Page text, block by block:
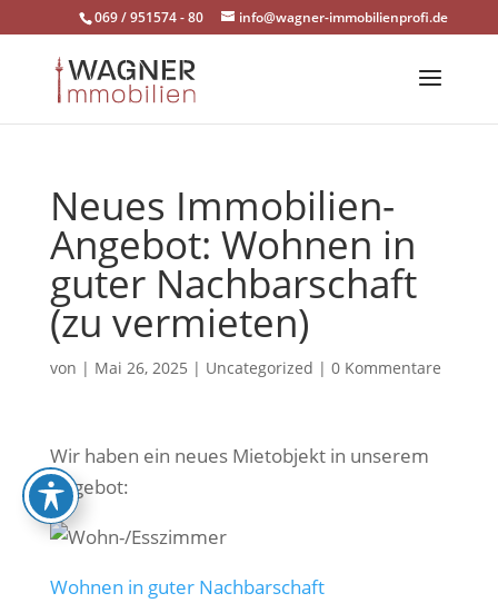
to
content
069 / 951574 - 80 info@wagner-immobilienprofi.de
Neues Immobilien-
Angebot: Wohnen in
guter Nachbarschaft
(zu vermieten)
von | Mai 26, 2025 | Uncategorized | 0 Kommentare
Wir haben ein neues Mietobjekt in unserem
Angebot:
Wohnen in guter Nachbarschaft